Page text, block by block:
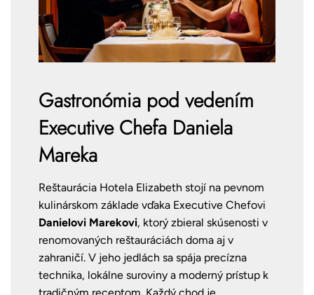
Gastronómia pod vedením
Executive Chefa Daniela
Mareka
Reštaurácia Hotela Elizabeth stojí na pevnom
kulinárskom základe vďaka Executive Chefovi
Danielovi Marekovi, ktorý zbieral skúsenosti v
renomovaných reštauráciách doma aj v
zahraničí. V jeho jedlách sa spája precízna
technika, lokálne suroviny a moderný prístup k